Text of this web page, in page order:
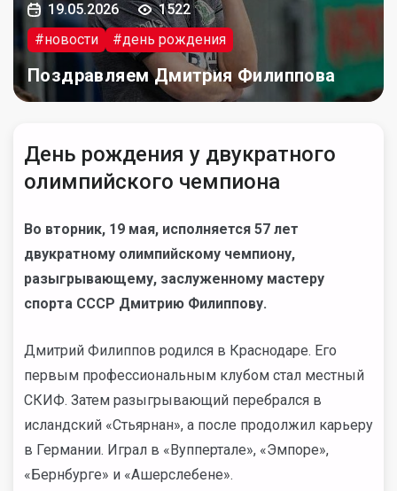
19.05.2026
1522
#новости
#день рождения
Поздравляем Дмитрия Филиппова
День рождения у двукратного
олимпийского чемпиона
Во вторник, 19 мая, исполняется 57 лет
двукратному олимпийскому чемпиону,
разыгрывающему, заслуженному мастеру
спорта СССР Дмитрию Филиппову.
Дмитрий Филиппов родился в Краснодаре. Его
первым профессиональным клубом стал местный
СКИФ. Затем разыгрывающий перебрался в
исландский «Стьярнан», а после продолжил карьеру
в Германии. Играл в «Вуппертале», «Эмпоре»,
«Бернбурге» и «Ашерслебене».